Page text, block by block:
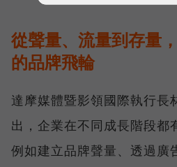
從聲量、流量到存量
的品牌飛輪
達摩媒體暨影領國際執行長
出，企業在不同成長階段都
例如建立品牌聲量、透過廣